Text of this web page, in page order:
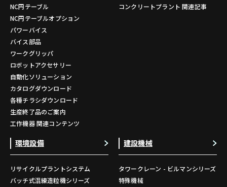
NC円テーブル
NC円テーブルオプション
パワーバイス
バイス部品
ワークグリッパ
ロボットアクセサリー
自動化ソリューション
カタログダウンロード
各種チラシダウンロード
生産終了品のご案内
工作機器 関連コンテンツ
コンクリートプラント 関連記事
環境設備
リサイクルプラントシステム
バッチ式混練造粒機シリーズ
建設機械
タワークレーン - ビルマンシリーズ
特殊機械